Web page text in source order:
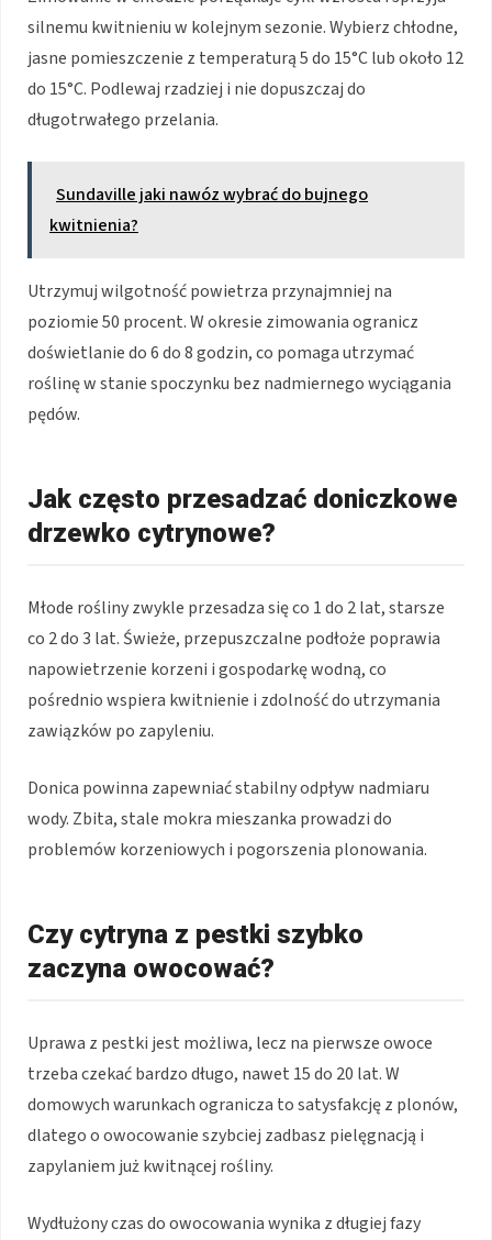
silnemu kwitnieniu w kolejnym sezonie. Wybierz chłodne,
jasne pomieszczenie z temperaturą 5 do 15°C lub około 12
do 15°C. Podlewaj rzadziej i nie dopuszczaj do
długotrwałego przelania.
Sundaville jaki nawóz wybrać do bujnego
kwitnienia?
Utrzymuj wilgotność powietrza przynajmniej na
poziomie 50 procent. W okresie zimowania ogranicz
doświetlanie do 6 do 8 godzin, co pomaga utrzymać
roślinę w stanie spoczynku bez nadmiernego wyciągania
pędów.
Jak często przesadzać doniczkowe
drzewko cytrynowe?
Młode rośliny zwykle przesadza się co 1 do 2 lat, starsze
co 2 do 3 lat. Świeże, przepuszczalne podłoże poprawia
napowietrzenie korzeni i gospodarkę wodną, co
pośrednio wspiera kwitnienie i zdolność do utrzymania
zawiązków po zapyleniu.
Donica powinna zapewniać stabilny odpływ nadmiaru
wody. Zbita, stale mokra mieszanka prowadzi do
problemów korzeniowych i pogorszenia plonowania.
Czy cytryna z pestki szybko
zaczyna owocować?
Uprawa z pestki jest możliwa, lecz na pierwsze owoce
trzeba czekać bardzo długo, nawet 15 do 20 lat. W
domowych warunkach ogranicza to satysfakcję z plonów,
dlatego o owocowanie szybciej zadbasz pielęgnacją i
zapylaniem już kwitnącej rośliny.
Wydłużony czas do owocowania wynika z długiej fazy